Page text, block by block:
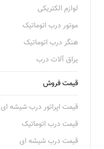
لوازم الکتریکی
موتور درب اتوماتیک
هنگر درب اتوماتیک
یراق آلات درب
قیمت فروش
قیمت اپراتور درب شیشه ای
قیمت درب اتوماتیک
قیمت درب شیشه ای